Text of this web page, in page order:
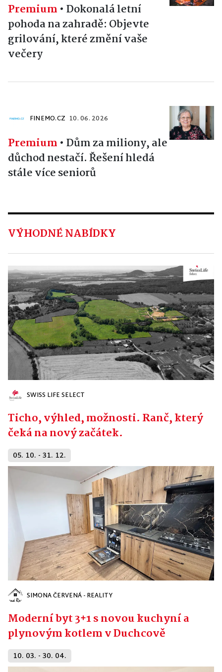
Premium • Dokonalá letní
pohoda na zahradě: Objevte
grilování, které změní vaše
večery
FINEMO.CZ 10. 06. 2026
Premium • Dům za miliony, ale
důchod nestačí. Řešení hledá
stále více seniorů
VÝHODNÉ NABÍDKY
SWISS LIFE SELECT
Ticho, výhled, možnosti. Ranč, který
čeká na nový začátek.
05. 10. - 31. 12.
SIMONA ČERVENÁ - REALITY
Moderní byt 3+1 s novou kuchyní a
plynovým kotlem v Duchcově
10. 03. - 30. 04.